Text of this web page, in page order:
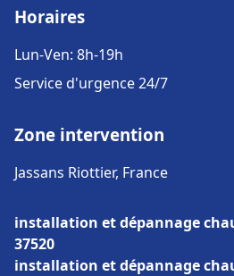
Horaires
Lun-Ven: 8h-19h
Service d'urgence 24/7
Zone intervention
Jassans Riottier, France
installation et dépannage
37520
installation et dépannage